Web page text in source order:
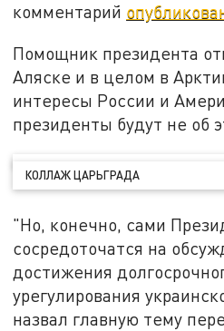
комментарий
Помощник президента
Аляске и в целом в
интересы России и
президенты будут не об
КОЛЛАЖ ЦАРЬГРАДА
"Но, конечно, сами
сосредоточатся на
достижения
урегулирования
назвал главную тему